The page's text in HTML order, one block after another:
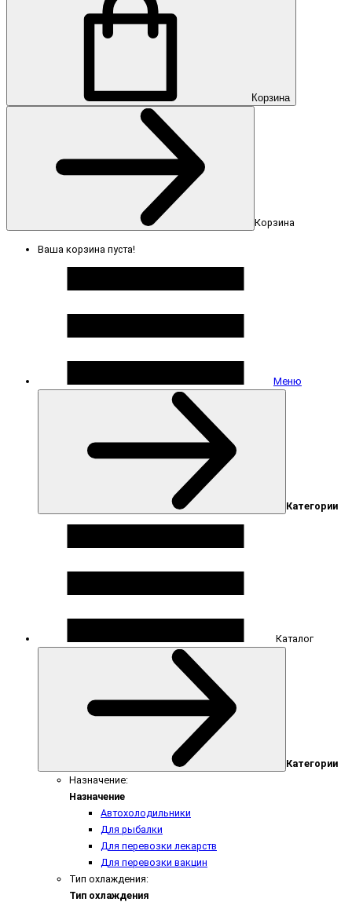
Корзина
Корзина
Ваша корзина пуста!
Меню
Категории
Каталог
Категории
Назначение:
Назначение
Автохолодильники
Для рыбалки
Для перевозки лекарств
Для перевозки вакцин
Тип охлаждения:
Тип охлаждения